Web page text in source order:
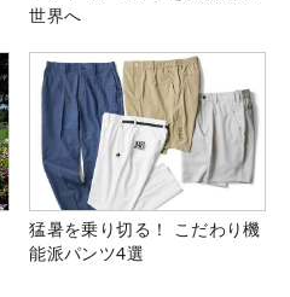
世界へ
猛暑を乗り切る！ こだわり機
能派パンツ4選